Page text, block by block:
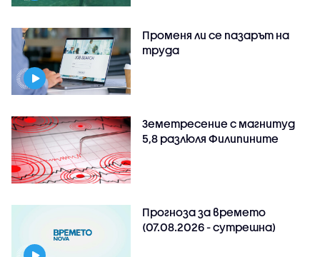
Променя ли се пазарът на
труда
Земетресение с магнитуд
5,8 разлюля Филипините
Прогноза за времето
(07.08.2026 - сутрешна)